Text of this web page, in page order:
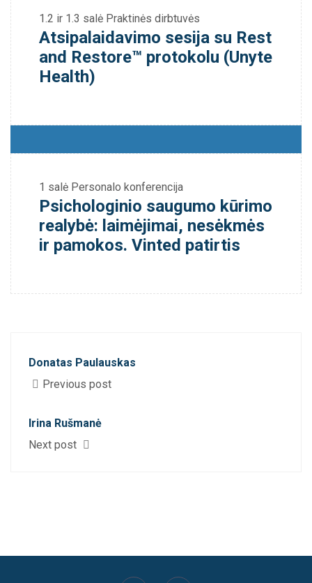
1.2 ir 1.3 salė Praktinės dirbtuvės
Atsipalaidavimo sesija su Rest
and Restore™ protokolu (Unyte
Health)
1 salė Personalo konferencija
Psichologinio saugumo kūrimo
realybė: laimėjimai, nesėkmės
ir pamokos. Vinted patirtis
Donatas Paulauskas
Previous post
Irina Rušmanė
Next post